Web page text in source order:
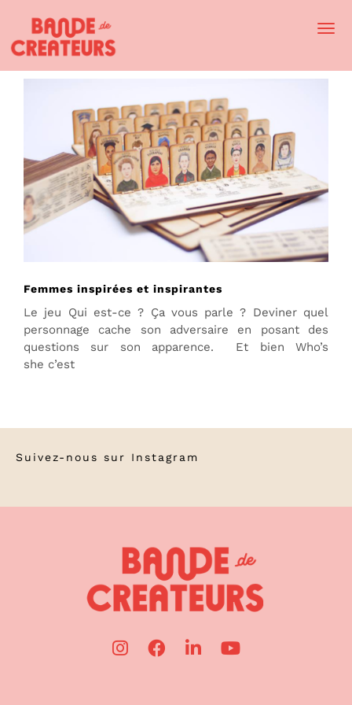
Femmes inspirées et inspirantes
Le jeu Qui est-ce ? Ça vous parle ? Deviner quel
personnage cache son adversaire en posant des
questions sur son apparence. Et bien Who’s
she c’est
Suivez-nous sur Instagram